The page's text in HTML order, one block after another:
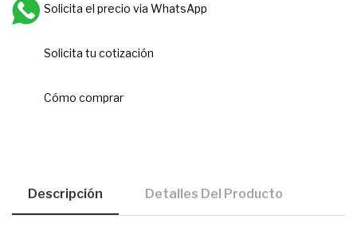
Solicita el precio via WhatsApp
Solicita tu cotización
Cómo comprar
Descripción Detalles Del Producto